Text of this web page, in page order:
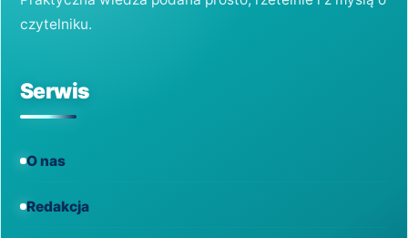
czytelniku.
Serwis
O nas
Redakcja